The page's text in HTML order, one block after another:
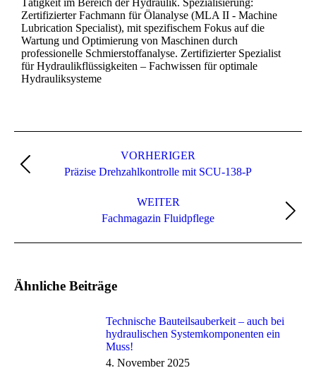
Tätigkeit im Bereich der Hydraulik. Spezialisierung:
Zertifizierter Fachmann für Ölanalyse (MLA II - Machine
Lubrication Specialist), mit spezifischem Fokus auf die
Wartung und Optimierung von Maschinen durch
professionelle Schmierstoffanalyse. Zertifizierter Spezialist
für Hydraulikflüssigkeiten – Fachwissen für optimale
Hydrauliksysteme
VORHERIGER
Präzise Drehzahlkontrolle mit SCU-138-P
WEITER
Fachmagazin Fluidpflege
Ähnliche Beiträge
Technische Bauteilsauberkeit – auch bei
hydraulischen Systemkomponenten ein
Muss!
4. November 2025